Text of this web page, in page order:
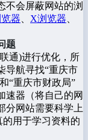
不会屏蔽网站的浏
器 X浏览器
题
通)进行优化，所
导航寻找“重庆市
“重庆市财政局”
速器（将自己的网
分网站需要科学上
的用于学习资料的